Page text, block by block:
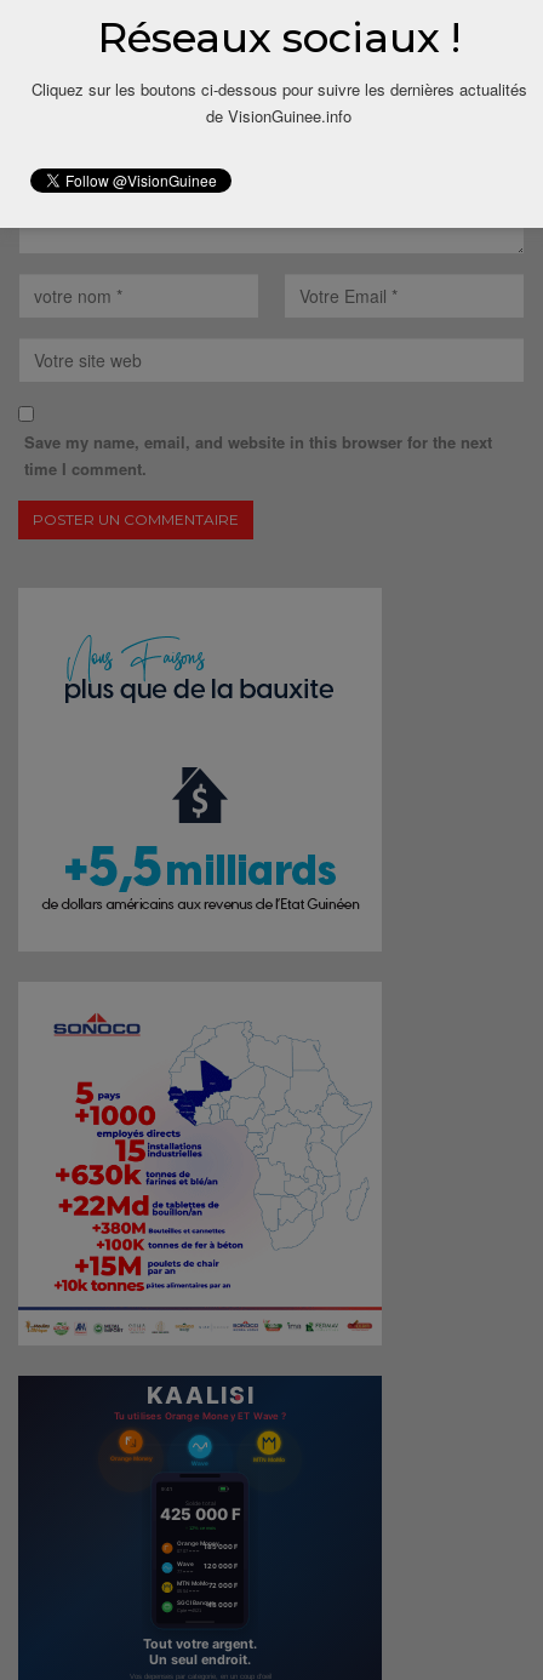
Votre adresse email ne sera pas publiée.
Save my name, email, and website in this browser for the next
time I comment.
Réseaux sociaux !
Cliquez sur les boutons ci-dessous pour suivre les dernières actualités
de VisionGuinee.info